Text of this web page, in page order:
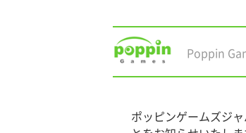
Poppin
ポッピンゲームズジ